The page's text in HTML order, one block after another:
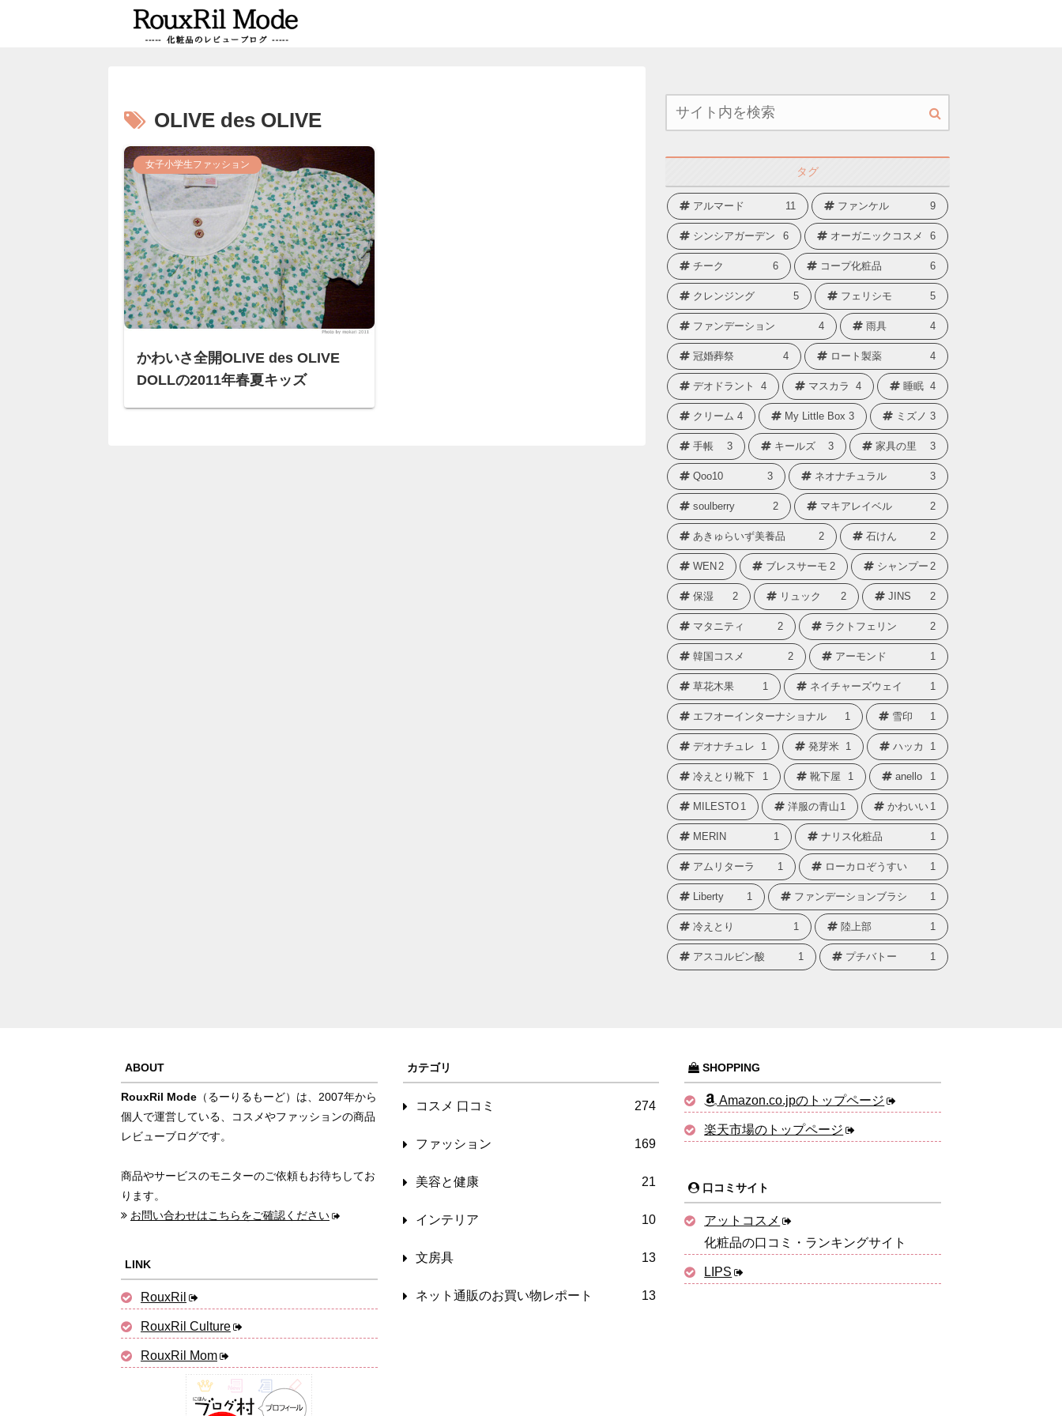
OLIVE des OLIVE
女子小学生ファッション
かわいさ全開OLIVE des OLIVE
DOLLの2011年春夏キッズ
タグ
アルマード 11 ファンケル 9
シンシアガーデン 6 オーガニックコスメ 6
チーク 6 コープ化粧品 6
クレンジング 5 フェリシモ 5
ファンデーション 4 雨具 4
冠婚葬祭 4 ロート製薬 4
デオドラント 4 マスカラ 4 睡眠 4
クリーム 4 My Little Box 3 ミズノ 3
手帳 3 キールズ 3 家具の里 3
Qoo10 3 ネオナチュラル 3
soulberry 2 マキアレイベル 2
あきゅらいず美養品 2 石けん 2
WEN 2 ブレスサーモ 2 シャンプー 2
保湿 2 リュック 2 JINS 2
マタニティ 2 ラクトフェリン 2
韓国コスメ 2 アーモンド 1
草花木果 1 ネイチャーズウェイ 1
エフオーインターナショナル 1 雪印 1
デオナチュレ 1 発芽米 1 ハッカ 1
冷えとり靴下 1 靴下屋 1 anello 1
MILESTO 1 洋服の青山 1 かわいい 1
MERIN 1 ナリス化粧品 1
アムリターラ 1 ローカロぞうすい 1
Liberty 1 ファンデーションブラシ 1
冷えとり 1 陸上部 1
アスコルビン酸 1 プチバトー 1
ABOUT
RouxRil Mode （るーりるもーど）は、2007年から
個人で運営している、コスメやファッションの商品
レビューブログです。
商品やサービスのモニターのご依頼もお待ちしてお
ります。
お問い合わせはこちらをご確認ください
LINK
RouxRil
RouxRil Culture
RouxRil Mom
カテゴリ
コスメ 口コミ 274
ファッション 169
美容と健康 21
インテリア 10
文房具 13
ネット通販のお買い物レポート 13
SHOPPING
Amazon.co.jpのトップページ
楽天市場のトップページ
口コミサイト
アットコスメ
化粧品の口コミ・ランキングサイト
LIPS